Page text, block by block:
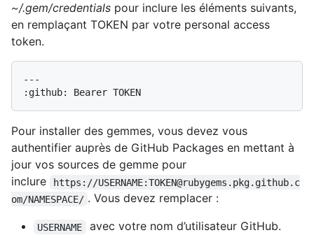
~/.gem/credentials pour inclure les éléments suivants,
en remplaçant TOKEN par votre personal access
token.
---
Pour installer des gemmes, vous devez vous
authentifier auprès de GitHub Packages en mettant à
jour vos sources de gemme pour
inclure
https://USERNAME:TOKEN@rubygems.pkg.github.c
om/NAMESPACE/ . Vous devez remplacer :
USERNAME avec votre nom d’utilisateur GitHub.